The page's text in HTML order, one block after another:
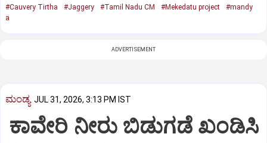
#Cauvery Tirtha #Jaggery #Tamil Nadu CM #Mekedatu project
#mandy
a
ADVERTISEMENT
ಮಂಡ್ಯ JUL 31, 2026, 3:13 PM IST
ಕಾವೇರಿ ನೀರು ಬಿಡುಗಡೆ ಖಂಡಿಸಿ